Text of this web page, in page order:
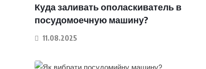
Куда заливать ополаскиватель в
посудомоечную машину?
11.08.2025